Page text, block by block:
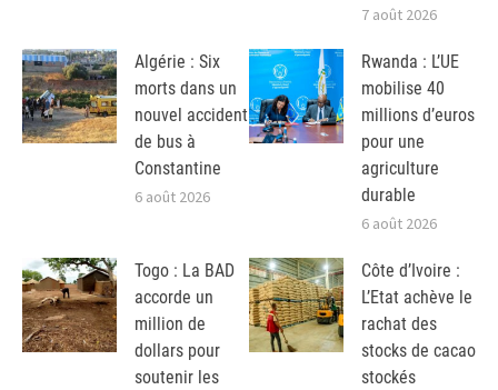
7 août 2026
Algérie : Six
morts dans un
nouvel accident
de bus à
Constantine
6 août 2026
Rwanda : L’UE
mobilise 40
millions d’euros
pour une
agriculture
durable
6 août 2026
Togo : La BAD
accorde un
million de
dollars pour
soutenir les
Côte d’Ivoire :
L’Etat achève le
rachat des
stocks de cacao
stockés